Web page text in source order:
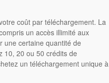
coût par téléchargement. La
un accès illimité aux
une certaine quantité de
10, 20 ou 50 crédits de
un téléchargement unique à